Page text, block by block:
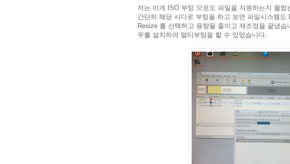
저는 이게 ISO 부팅 으로도 파일을 지원하는지 몰랐
간단히 해당 시디로 부팅을 하고 보면 파일시스템
Resize 를 선택하고 용량을 줄이고 재조정을 끝냈
우를 설치하여 멀티부팅을 할 수 있었습니다.